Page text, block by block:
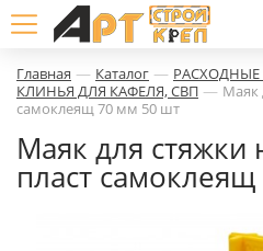
Главная — Каталог —
КЛИНЬЯ ДЛЯ КАФЕЛЯ, СВП — Маяк
самоклеящ 70 мм 50 шт
Маяк для стяжки
пласт